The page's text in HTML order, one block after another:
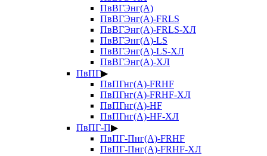
ПвВГЭнг(А)
ПвВГЭнг(А)-FRLS
ПвВГЭнг(А)-FRLS-ХЛ
ПвВГЭнг(А)-LS
ПвВГЭнг(А)-LS-ХЛ
ПвВГЭнг(А)-ХЛ
ПвПГ▶
ПвПГнг(А)-FRHF
ПвПГнг(А)-FRHF-ХЛ
ПвПГнг(А)-HF
ПвПГнг(А)-HF-ХЛ
ПвПГ-П▶
ПвПГ-Пнг(А)-FRHF
ПвПГ-Пнг(А)-FRHF-ХЛ